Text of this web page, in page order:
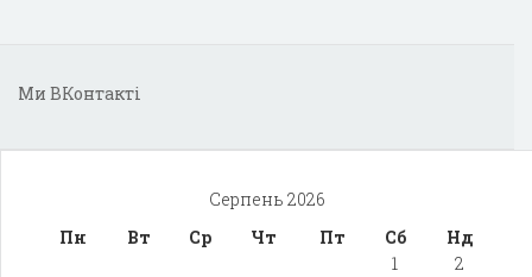
Ми ВКонтакті
Серпень 2026
Пн
Вт Ср Чт Пт Сб
Нд
1
2